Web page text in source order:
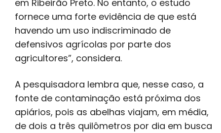
em Ribeirão Preto. No entanto, o estudo
fornece uma forte evidência de que está
havendo um uso indiscriminado de
defensivos agrícolas por parte dos
agricultores”, considera.
A pesquisadora lembra que, nesse caso, a
fonte de contaminação está próxima dos
apiários, pois as abelhas viajam, em média,
de dois a três quilômetros por dia em busca